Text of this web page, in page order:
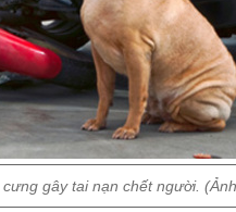
gây tai nạn chết người.